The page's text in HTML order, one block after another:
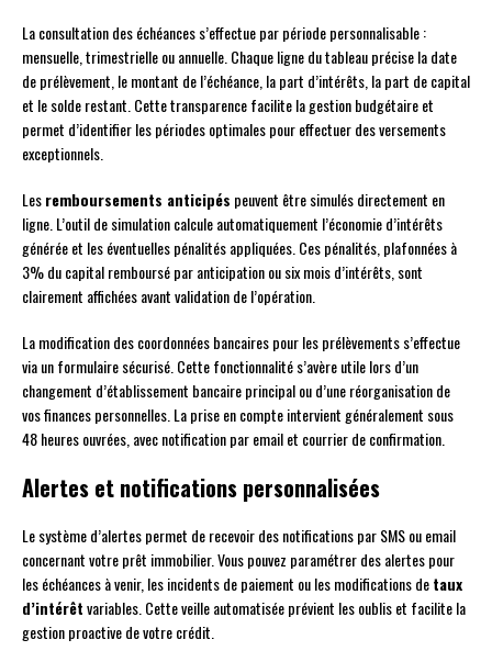
La consultation des échéances s’effectue par période personnalisable :
mensuelle, trimestrielle ou annuelle. Chaque ligne du tableau précise la date
de prélèvement, le montant de l’échéance, la part d’intérêts, la part de capital
et le solde restant. Cette transparence facilite la gestion budgétaire et
permet d’identifier les périodes optimales pour effectuer des versements
exceptionnels.
Lesremboursements anticipés peuvent être simulés directement en
ligne. L’outil de simulation calcule automatiquement l’économie d’intérêts
générée et les éventuelles pénalités appliquées. Ces pénalités, plafonnées à
3% du capital remboursé par anticipation ou six mois d’intérêts, sont
clairement affichées avant validation de l’opération.
La modification des coordonnées bancaires pour les prélèvements s’effectue
via un formulaire sécurisé. Cette fonctionnalité s’avère utile lors d’un
changement d’établissement bancaire principal ou d’une réorganisation de
vos finances personnelles. La prise en compte intervient généralement sous
48 heures ouvrées, avec notification par email et courrier de confirmation.
Alertes et notifications personnalisées
Le système d’alertes permet de recevoir des notifications par SMS ou email
concernant votre prêt immobilier. Vous pouvez paramétrer des alertes pour
les échéances à venir, les incidents de paiement ou les modifications detaux
d’intérêtvariables. Cette veille automatisée prévient les oublis et facilite la
gestion proactive de votre crédit.